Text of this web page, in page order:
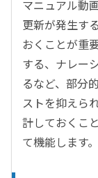
マニュアル動
更新が発生す
おくことが重
する、ナレー
るなど、部分
ストを抑えら
計しておくこ
て機能します。